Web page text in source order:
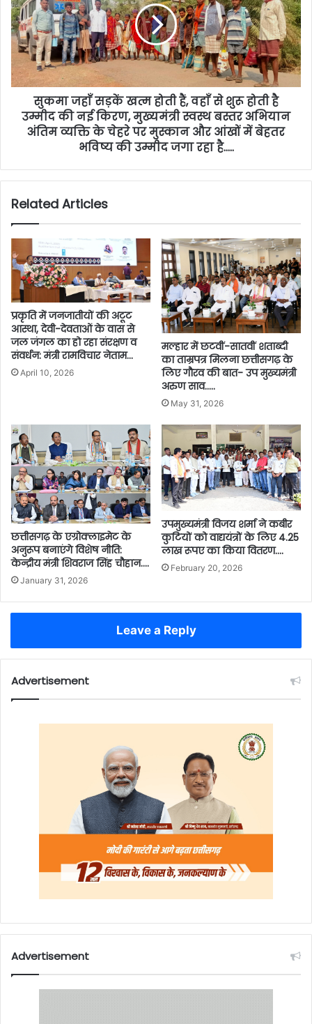
सुकमा जहाँ सड़कें खत्म होती हैं, वहाँ से शुरू होती है
उम्मीद की नई किरण, मुख्यमंत्री स्वस्थ बस्तर अभियान
अंतिम व्यक्ति के चेहरे पर मुस्कान और आंखों में बेहतर
भविष्य की उम्मीद जगा रहा है…..
Related Articles
प्रकृति में जनजातीयों की अटूट
आस्था, देवी-देवताओं के वास से
जल जंगल का हो रहा संरक्षण व
संवर्धन: मंत्री रामविचार नेताम…
April 10, 2026
मल्हार में छटवीं-सातवीं शताब्दी
का ताम्रपत्र मिलना छत्तीसगढ़ के
लिए गौरव की बात- उप मुख्यमंत्री
अरुण साव…..
May 31, 2026
छत्तीसगढ़ के एग्रोक्लाइमेट के
अनुरूप बनाएंगे विशेष नीति:
केन्द्रीय मंत्री शिवराज सिंह चौहान….
January 31, 2026
उपमुख्यमंत्री विजय शर्मा ने कबीर
कुटियों को वाद्ययंत्रों के लिए 4.25
लाख रूपए का किया वितरण….
February 20, 2026
Leave a Reply
Advertisement
Advertisement